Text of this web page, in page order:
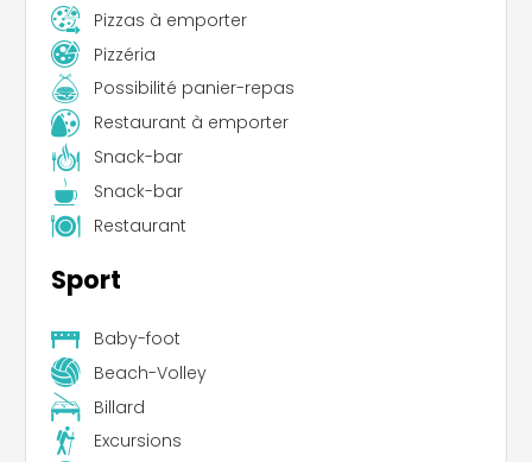
Pizzas à emporter
Pizzéria
Possibilité panier-repas
Restaurant à emporter
Snack-bar
Snack-bar
Restaurant
Sport
Baby-foot
Beach-Volley
Billard
Excursions